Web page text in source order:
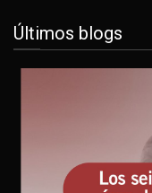
Últimos blogs